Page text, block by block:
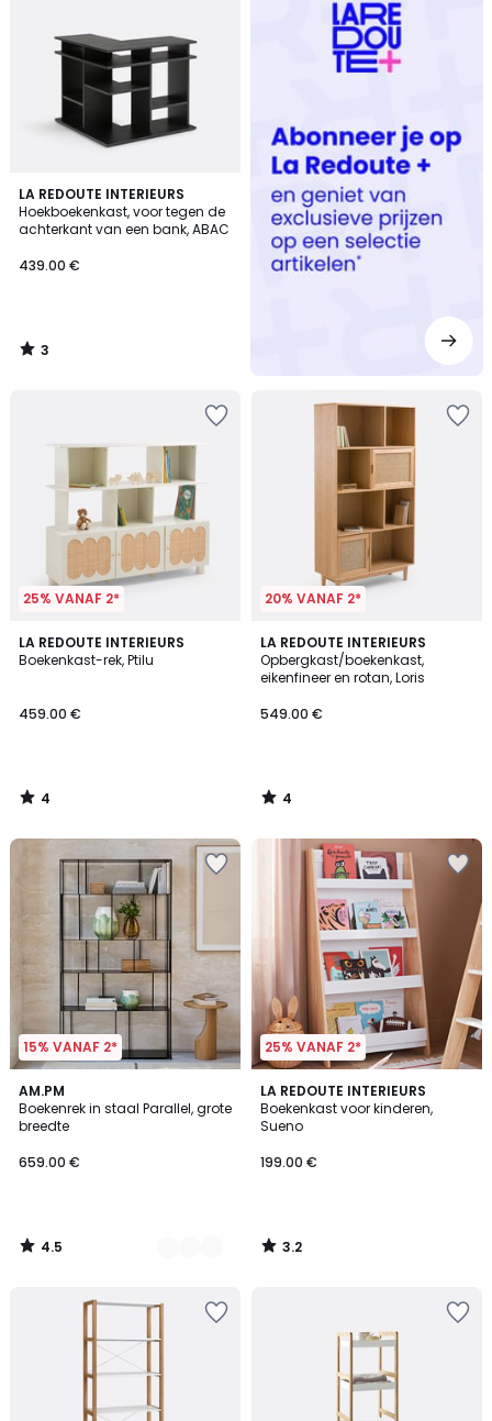
LA REDOUTE INTERIEURS
Hoekboekenkast, voor tegen de
achterkant van een bank, ABAC
439.00 €
3
/
5
3
/
25% VANAF 2*
LA REDOUTE INTERIEURS
Boekenkast-rek, Ptilu
459.00 €
4
/
4
/
20% VANAF 2*
LA REDOUTE INTERIEURS
Opbergkast/boekenkast,
eikenfineer en rotan, Loris
549.00 €
4
/
5
4
/
15% VANAF 2*
AM.PM
Boekenrek in staal Parallel, grote
breedte
659.00 €
4.5
/ 5
2
Kleuren
4.5
/
25% VANAF 2*
LA REDOUTE INTERIEURS
Boekenkast voor kinderen,
Sueno
199.00 €
3.2
/ 5
3.2
/